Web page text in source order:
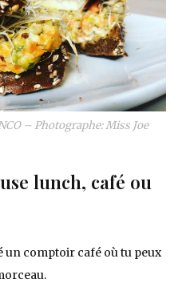
– Photographe: Miss Joe
lunch, café ou
un comptoir café où tu peux